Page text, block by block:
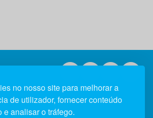
no nosso site para melhorar a
de utilizador, fornecer conteúdo
e analisar o tráfego.
© Todos os direitos reservados.